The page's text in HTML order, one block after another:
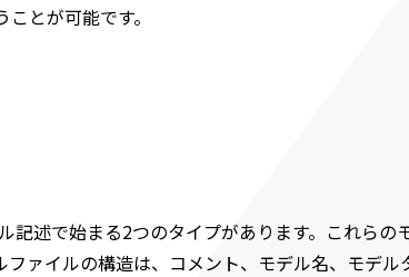
とが可能です。
述で始まる2つのタイプがあります。これら
ァイルの構造は、コメント、モデル名、モデ